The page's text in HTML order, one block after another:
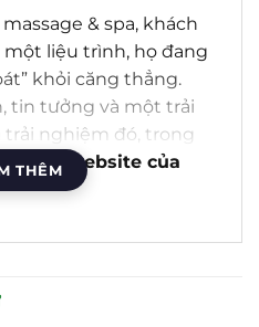
& spa, khách
liệu trình, họ đang
khỏi căng thẳng.
tin tưởng và một trải
trải nghiệm đó, trong
từ website của
hàng tìm kiếm
THÊM